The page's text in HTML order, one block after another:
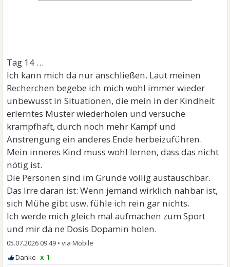
Tag 14 …
Ich kann mich da nur anschließen. Laut meinen
Recherchen begebe ich mich wohl immer wieder
unbewusst in Situationen, die mein in der Kindheit
erlerntes Muster wiederholen und versuche
krampfhaft, durch noch mehr Kampf und
Anstrengung ein anderes Ende herbeizuführen.
Mein inneres Kind muss wohl lernen, dass das nicht
nötig ist.
Die Personen sind im Grunde völlig austauschbar.
Das Irre daran ist: Wenn jemand wirklich nahbar ist,
sich Mühe gibt usw. fühle ich rein gar nichts.
Ich werde mich gleich mal aufmachen zum Sport
und mir da ne Dosis Dopamin holen.
05.07.2026 09:49 •
x 1